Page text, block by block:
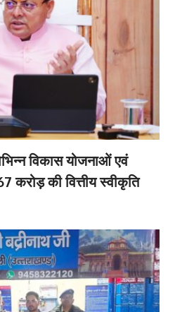
विकास योजनाओं एवं
करोड़ की वित्तीय स्वीकृति